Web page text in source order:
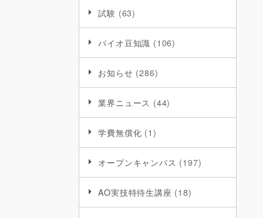
試験 (63)
バイオ豆知識 (106)
お知らせ (286)
業界ニュース (44)
学費無償化 (1)
オープンキャンパス (197)
AO実技特待生講座 (18)